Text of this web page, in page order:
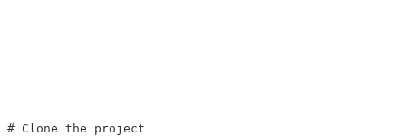
# Clone the project